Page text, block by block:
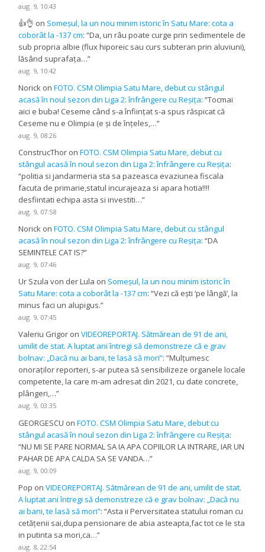
aug. 9, 10:43
👍👌 on Someșul, la un nou minim istoric în Satu Mare: cota a
coborât la -137 cm: “Da, un râu poate curge prin sedimentele de
sub propria albie (flux hiporeic sau curs subteran prin aluviuni),
lăsând suprafața…”
aug. 9, 10:42
Norick onFOTO. CSM Olimpia Satu Mare, debut cu stângul
acasă în noul sezon din Liga 2: înfrângere cu Reșița: “Tocmai
aici e buba! Ceseme când s-a înființat s-a spus răspicat că
Ceseme nu e Olimpia (e și de înțeles,…”
aug. 9, 08:26
ConstrucThor onFOTO. CSM Olimpia Satu Mare, debut cu
stângul acasă în noul sezon din Liga 2: înfrângere cu Reșița:
“politia si jandarmeria sta sa pazeasca evaziunea fiscala
facuta de primarie,statul incurajeaza si apara hotia!!!!
desfiintati echipa asta si investiti…”
aug. 9, 07:58
Norick onFOTO. CSM Olimpia Satu Mare, debut cu stângul
acasă în noul sezon din Liga 2: înfrângere cu Reșița: “DA
SEMINTELE CAT IS?”
aug. 9, 07:46
Ur Szula von der Lula on Someșul, la un nou minim istoric în
Satu Mare: cota a coborât la -137 cm: “Vezi că ești ‘pe lângă’, la
minus faci un alupigus.”
aug. 9, 07:45
Valeriu Grigor onVIDEOREPORTAJ. Sătmărean de 91 de ani,
umilit de stat. A luptat ani întregi să demonstreze că e grav
bolnav: „Dacă nu ai bani, te lasă să mori”: “Mulțumesc
onoraților reporteri, s-ar putea să sensibilizeze organele locale
competente, la care m-am adresat din 2021, cu date concrete,
plângeri,…”
aug. 9, 03:35
GEORGESCU onFOTO. CSM Olimpia Satu Mare, debut cu
stângul acasă în noul sezon din Liga 2: înfrângere cu Reșița:
“NU MI SE PARE NORMAL SA IA APA COPIILOR LA INTRARE, IAR UN
PAHAR DE APA CALDA SA SE VANDA…”
aug. 9, 00:09
Pop onVIDEOREPORTAJ. Sătmărean de 91 de ani, umilit de stat.
A luptat ani întregi să demonstreze că e grav bolnav: „Dacă nu
ai bani, te lasă să mori”: “Asta ii Perversitatea statului roman cu
cetățenii sai,dupa pensionare de abia asteapta,fac tot ce le sta
in putinta sa mori,ca…”
aug. 8, 22:54